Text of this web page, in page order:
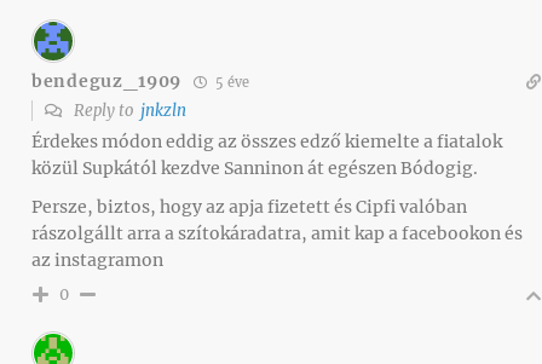
bendeguz_1909 5 éve
Reply to jnkzln
Érdekes módon eddig az összes edző kiemelte a fiatalok
közül Supkától kezdve Sanninon át egészen Bódogig.
Persze, biztos, hogy az apja fizetett és Cipfi valóban
rászolgállt arra a szítokáradatra, amit kap a facebookon és
az instagramon
0